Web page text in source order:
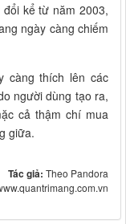
kể từ năm 2003,
ngày càng chiếm
càng thích lên các
người dùng tạo ra,
cả thậm chí mua
giữa.
Tác giả: Theo Pandora